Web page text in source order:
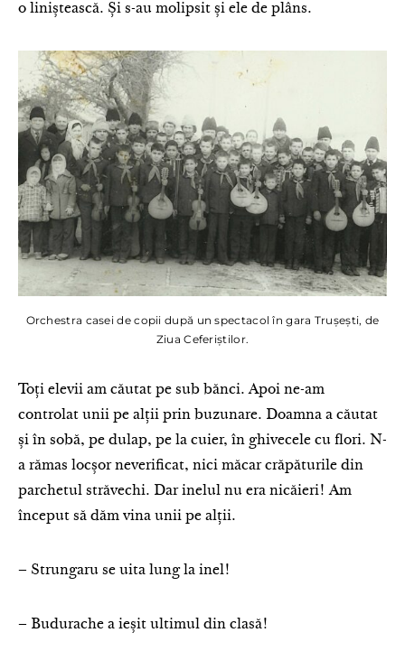
o liniștească. Și s-au molipsit și ele de plâns.
Orchestra casei de copii după un spectacol în gara Trușești, de
Ziua Ceferiștilor.
Toți elevii am căutat pe sub bănci. Apoi ne-am
controlat unii pe alții prin buzunare. Doamna a căutat
și în sobă, pe dulap, pe la cuier, în ghivecele cu flori. N-
a rămas locșor neverificat, nici măcar crăpăturile din
parchetul străvechi. Dar inelul nu era nicăieri! Am
început să dăm vina unii pe alții.
– Strungaru se uita lung la inel!
– Budurache a ieșit ultimul din clasă!